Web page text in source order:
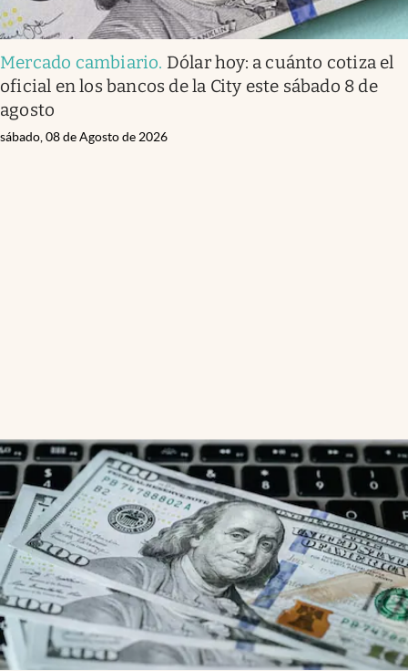
Mercado cambiario. Dólar hoy: a cuánto cotiza el
oficial en los bancos de la City este sábado 8 de
agosto
sábado, 08 de Agosto de 2026